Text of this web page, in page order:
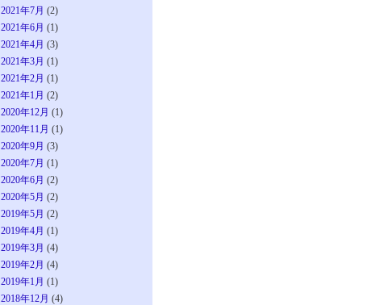
2021年7月 (2)
2021年6月 (1)
2021年4月 (3)
2021年3月 (1)
2021年2月 (1)
2021年1月 (2)
2020年12月 (1)
2020年11月 (1)
2020年9月 (3)
2020年7月 (1)
2020年6月 (2)
2020年5月 (2)
2019年5月 (2)
2019年4月 (1)
2019年3月 (4)
2019年2月 (4)
2019年1月 (1)
2018年12月 (4)